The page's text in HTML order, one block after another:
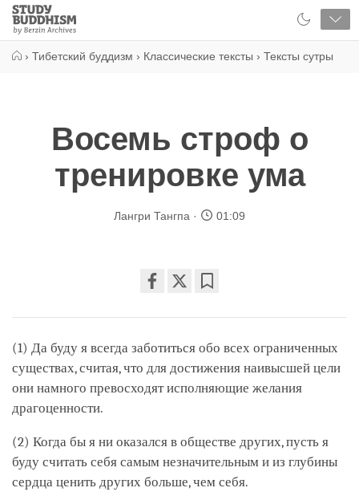
Close
Study
Buddhism
› Тибетский буддизм › Классические тексты › Тексты сутры
Восемь строф о
тренировке ума
Лангри Тангпа 01:09
on
facebook
(1) Да буду я всегда заботиться обо всех ограниченных
существах, считая, что для достижения наивысшей цели
они намного превосходят исполняющие желания
драгоценности.
(2) Когда бы я ни оказался в обществе других, пусть я
буду считать себя самым незначительным и из глубины
сердца ценить других больше, чем себя.